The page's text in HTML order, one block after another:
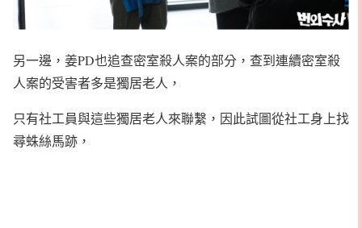
另一邊，姜PD也追查密室殺人案的部分，查到連續密室殺
人案的受害者多是獨居老人，
只有社工員與這些獨居老人來聯繫，因此試圖從社工身上找
尋蛛絲馬跡，